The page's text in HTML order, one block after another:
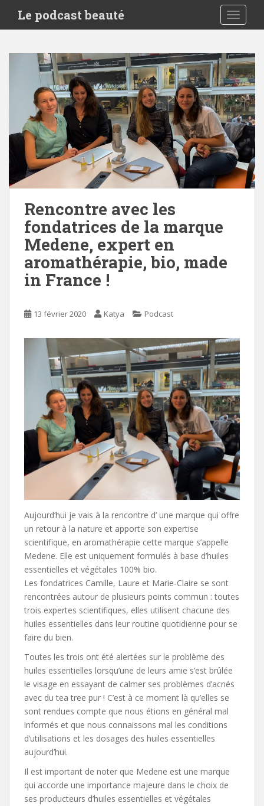
i
Le podcast beauté
Rencontre avec les
fondatrices de la marque
Medene, expert en
aromathérapie, bio, made
in France !
13 février 2020 Katya Podcast
Aujourd’hui je vais à la rencontre d’ une marque qui offre
un retour à la nature et apporte son expertise
scientifique, en aromathérapie cette marque s’appelle
Medene. Elle est uniquement formulés à base d’huiles
essentielles et végétales 100% bio.
Les fondatrices Camille, Laure et Marie-Claire se sont
rencontrées autour de plusieurs points commun : toutes
trois expertes scientifiques, elles utilisent chacune des
huiles essentielles dans leur routine quotidienne pour se
faire du bien.
Toutes les trois ont été alertées sur le problème des
huiles essentielles lorsqu’une de leurs amie s’est brûlée
le visage en essayant de calmer ses problèmes d’acnés
avec du tea tree pur ! C’est à ce moment là qu’elles se
sont rendues compte que nous étions en général mal
informés et que nous connaissons mal les conditions
d’utilisations et les dosages des huiles essentielles
aujourd’hui.
Il est important de noter que Medene est une marque
qui accorde une importance majeure dans le choix de
ses producteurs d’huiles essentielles et végétales